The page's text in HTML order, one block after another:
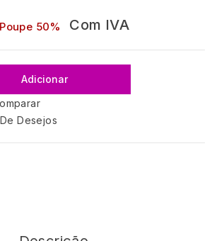
Poupe 50% Com IVA
Adicionar
Desejos